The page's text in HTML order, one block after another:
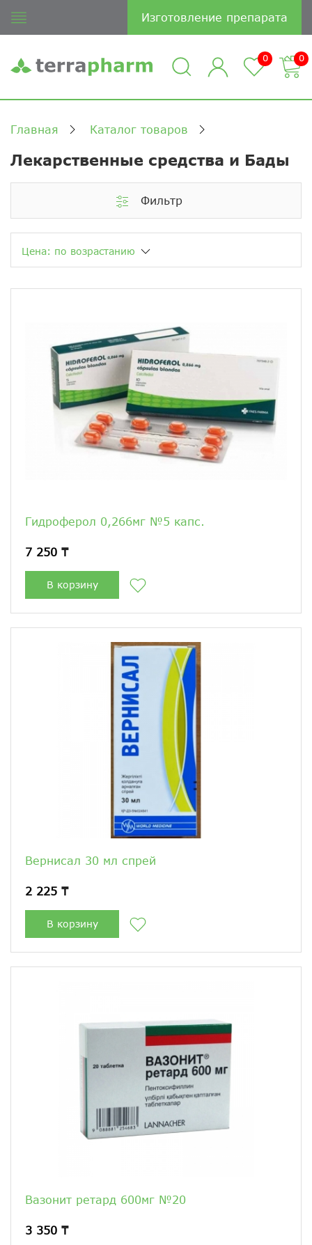
Изготовление препарата
0 0
Главная Каталог товаров
Лекарственные средства и Бады
Фильтр
Цена: по возрастанию
Гидроферол 0,266мг №5 капс.
7 250 ₸
В корзину
Вернисал 30 мл спрей
2 225 ₸
В корзину
Вазонит ретард 600мг №20
3 350 ₸